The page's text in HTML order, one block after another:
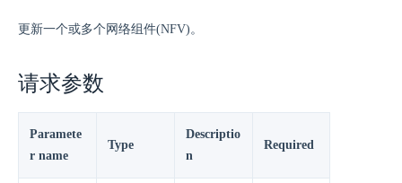
更新一个或多个网络组件(NFV)。
请求参数
Paramete
r name
Type
Descriptio
n
Required